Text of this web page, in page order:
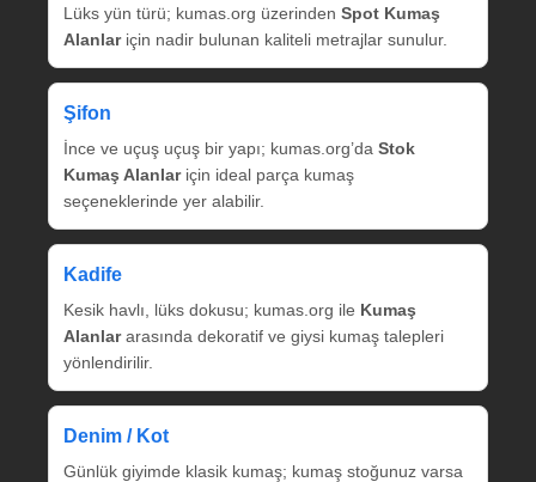
Lüks yün türü; kumas.org üzerinden Spot Kumaş
Alanlariçin nadir bulunan kaliteli metrajlar sunulur.
Şifon
İnce ve uçuş uçuş bir yapı; kumas.org’da Stok
Kumaş Alanlariçin ideal parça kumaş
seçeneklerinde yer alabilir.
Kadife
Kesik havlı, lüks dokusu; kumas.org ile Kumaş
Alanlararasında dekoratif ve giysi kumaş talepleri
yönlendirilir.
Denim / Kot
Günlük giyimde klasik kumaş; kumaş stoğunuz varsa